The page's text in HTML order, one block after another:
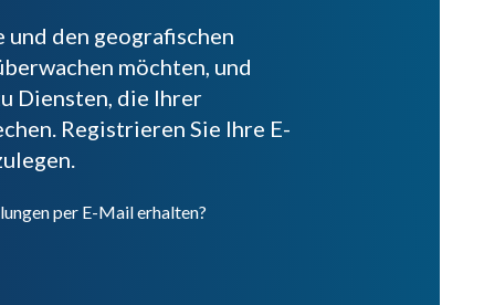
und den geografischen
möchten, und
Diensten, die Ihrer
Registrieren Sie Ihre E-
per E-Mail erhalten?